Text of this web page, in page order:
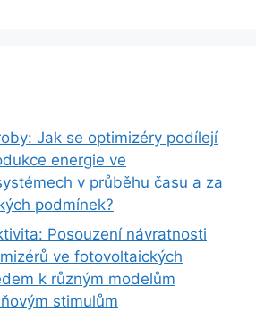
Jak se optimizéry podílejí
energie ve
v průběhu času a za
podmínek?
Posouzení návratnosti
ve fotovoltaických
k různým modelům
stimulům